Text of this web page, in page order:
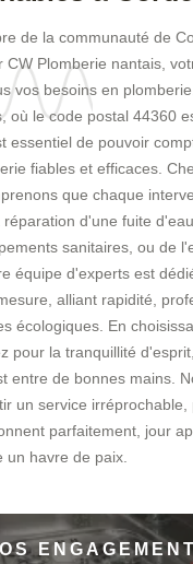
de la communauté de
CW Plomberie nantais,
vos besoins en
où le code postal 44360
essentiel de pouvoir
fiables et efficaces.
que chaque
d'une fuite
sanitaires, ou de
équipe d'experts est
alliant rapidité,
écologiques. En
pour la tranquillité
entre de bonnes mains.
un service irréprochable,
parfaitement, jour
un havre de paix.